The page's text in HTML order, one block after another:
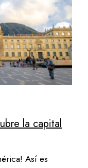
la capital
Así es